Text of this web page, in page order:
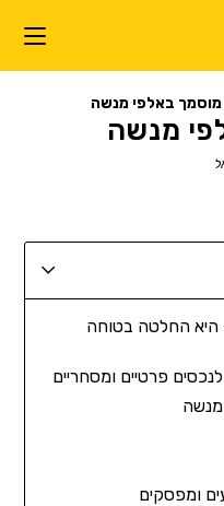
באלפי מנשה
מנשה
החלטה בטוחה
פרטיים ומסחריים
מנשה
ומפסקים